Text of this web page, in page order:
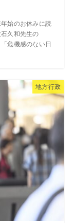
始のお休みに読
久和先生の
危機感のない日
地方行政